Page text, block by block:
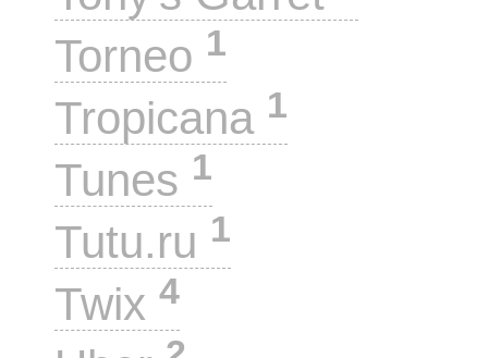
Torneo 1
Tropicana 1
Tunes 1
Tutu.ru 1
Twix 4